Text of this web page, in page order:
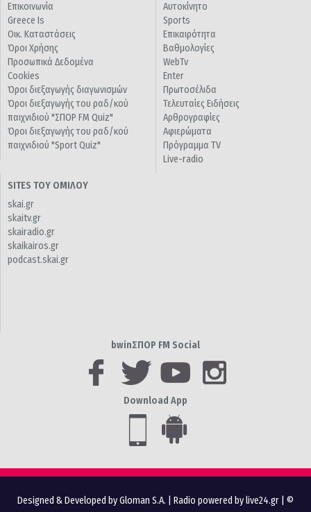
Επικοινωνία
Greece Is
Οικ. Καταστάσεις
Όροι Χρήσης
Προσωπικά Δεδομένα
Cookies
Όροι διεξαγωγής διαγωνισμών
Όροι διεξαγωγής του ραδ/κού
παιχνιδιού "ΣΠΟΡ FM Quiz"
Όροι διεξαγωγής του ραδ/κού
παιχνιδιού "Sport Quiz"
Αυτοκίνητο
Sports
Επικαιρότητα
Βαθμολογίες
WebTv
Enter
Πρωτοσέλιδα
Τελευταίες Ειδήσεις
Αρθρογραφίες
Αφιερώματα
Πρόγραμμα TV
Live-radio
SITES ΤΟΥ ΟΜΙΛΟΥ
skai.gr
skaitv.gr
skairadio.gr
skaikairos.gr
podcast.skai.gr
bwinΣΠΟΡ FM Social
Download App
Designed & Developed by Gloman S.A. Radio powered by live24.gr | ©